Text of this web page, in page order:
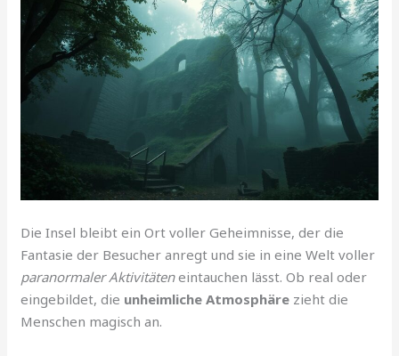
Die Insel bleibt ein Ort voller Geheimnisse, der die
Fantasie der Besucher anregt und sie in eine Welt voller
paranormaler Aktivitäteneintauchen lässt. Ob real oder
eingebildet, die unheimliche Atmosphäre zieht die
Menschen magisch an.